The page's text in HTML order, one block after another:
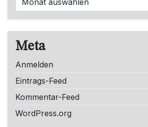
Meta
Anmelden
Eintrags-Feed
Kommentar-Feed
WordPress.org